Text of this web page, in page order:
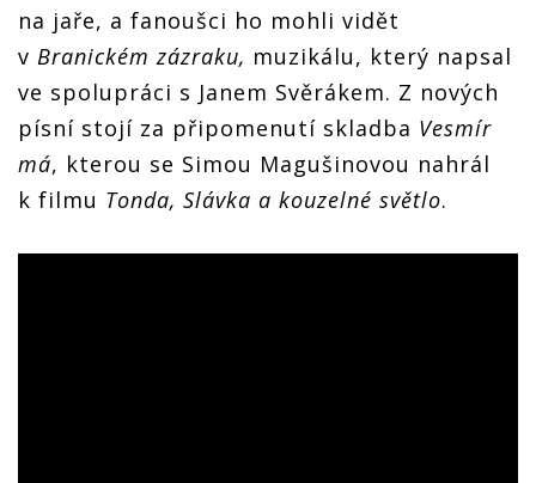
na jaře, a fanoušci ho mohli vidět
v Branickém zázraku, muzikálu, který napsal
ve spolupráci s Janem Svěrákem. Z nových
písní stojí za připomenutí skladba Vesmír
má, kterou se Simou Magušinovou nahrál
k filmu Tonda, Slávka a kouzelné světlo.